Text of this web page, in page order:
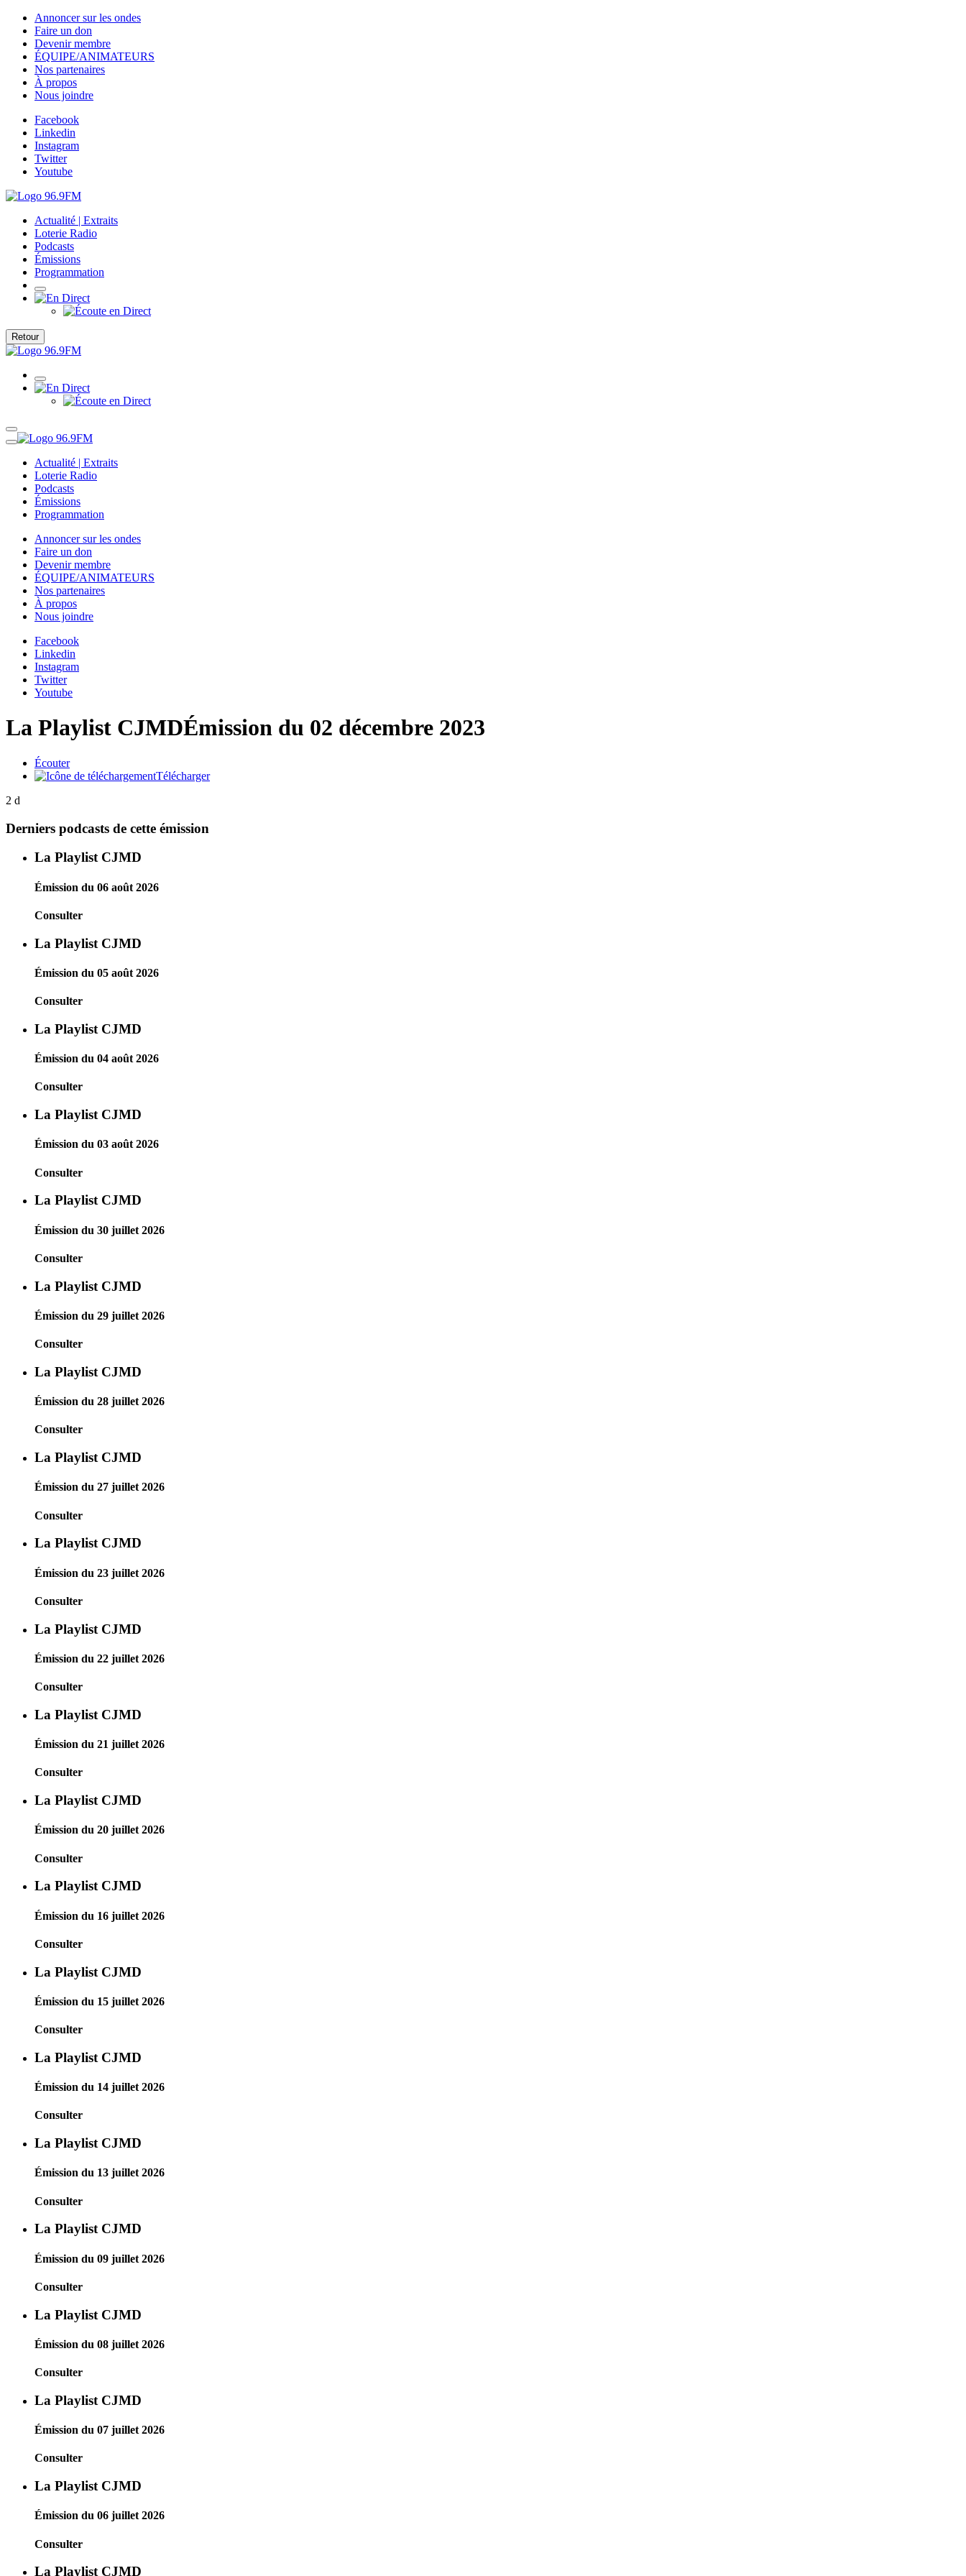
Annoncer sur les ondes
Faire un don
Devenir membre
ÉQUIPE/ANIMATEURS
Nos partenaires
À propos
Nous joindre
Facebook
Linkedin
Instagram
Twitter
Youtube
Actualité | Extraits
Loterie Radio
Podcasts
Émissions
Programmation
Retour
Actualité | Extraits
Loterie Radio
Podcasts
Émissions
Programmation
Annoncer sur les ondes
Faire un don
Devenir membre
ÉQUIPE/ANIMATEURS
Nos partenaires
À propos
Nous joindre
Facebook
Linkedin
Instagram
Twitter
Youtube
La Playlist CJMDÉmission du 02 décembre 2023
Écouter
Télécharger
2 d
Derniers podcasts de cette émission
La Playlist CJMD
Émission du 06 août 2026
Consulter
La Playlist CJMD
Émission du 05 août 2026
Consulter
La Playlist CJMD
Émission du 04 août 2026
Consulter
La Playlist CJMD
Émission du 03 août 2026
Consulter
La Playlist CJMD
Émission du 30 juillet 2026
Consulter
La Playlist CJMD
Émission du 29 juillet 2026
Consulter
La Playlist CJMD
Émission du 28 juillet 2026
Consulter
La Playlist CJMD
Émission du 27 juillet 2026
Consulter
La Playlist CJMD
Émission du 23 juillet 2026
Consulter
La Playlist CJMD
Émission du 22 juillet 2026
Consulter
La Playlist CJMD
Émission du 21 juillet 2026
Consulter
La Playlist CJMD
Émission du 20 juillet 2026
Consulter
La Playlist CJMD
Émission du 16 juillet 2026
Consulter
La Playlist CJMD
Émission du 15 juillet 2026
Consulter
La Playlist CJMD
Émission du 14 juillet 2026
Consulter
La Playlist CJMD
Émission du 13 juillet 2026
Consulter
La Playlist CJMD
Émission du 09 juillet 2026
Consulter
La Playlist CJMD
Émission du 08 juillet 2026
Consulter
La Playlist CJMD
Émission du 07 juillet 2026
Consulter
La Playlist CJMD
Émission du 06 juillet 2026
Consulter
La Playlist CJMD